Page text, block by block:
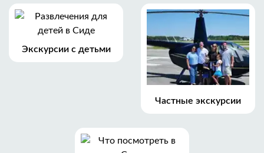
Экскурсии с детьми
Частные экскурсии